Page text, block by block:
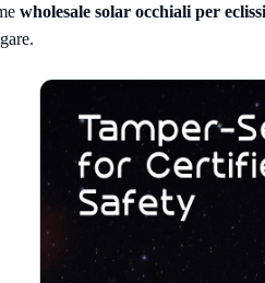
wholesale solar occhiali per eclissi